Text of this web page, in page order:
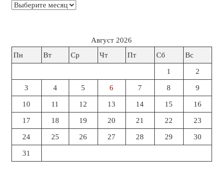
Архивы
Август 2026
Пн
Вт Ср Чт Пт Сб Вс
1 2
3 4 5 6 7 8 9
10 11 12 13 14 15 16
17 18 19 20 21 22 23
24 25 26 27 28 29 30
31